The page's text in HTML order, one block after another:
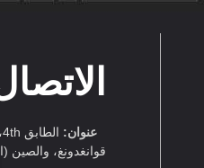
عنوان:
قوانغدونغ، والصين